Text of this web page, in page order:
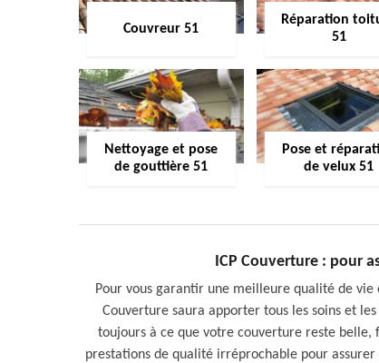
Couvreur 51
Réparation
51
Nettoyage et pose
de gouttière 51
Pose et
de velux 51
ICP Couverture : pour
Pour vous garantir une meilleure qualité de
Couverture saura apporter tous les soins et
toujours à ce que votre couverture reste belle,
prestations de qualité irréprochable pour